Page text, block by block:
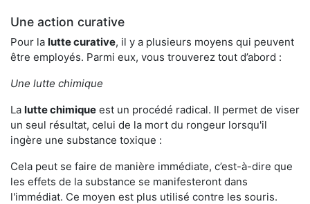
Une action curative
Pour la lutte curative, il y a plusieurs moyens qui peuvent
être employés. Parmi eux, vous trouverez tout d’abord :
Une lutte chimique
La lutte chimique est un procédé radical. Il permet de viser
un seul résultat, celui de la mort du rongeur lorsqu'il
ingère une substance toxique :
Cela peut se faire de manière immédiate, c’est-à-dire que
les effets de la substance se manifesteront dans
l'immédiat. Ce moyen est plus utilisé contre les souris.